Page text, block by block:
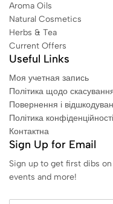
Aroma Oils
Natural Cosmetics
Herbs & Tea
Current Offers
Useful Links
Моя учетная запись
Політика щодо
Повернення і
Політика конфіденційності
Контактна
Sign Up for Email
Sign up to get first dibs
events and more!